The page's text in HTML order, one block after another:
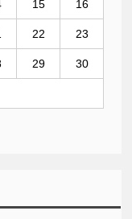
15 16
22 23
29 30